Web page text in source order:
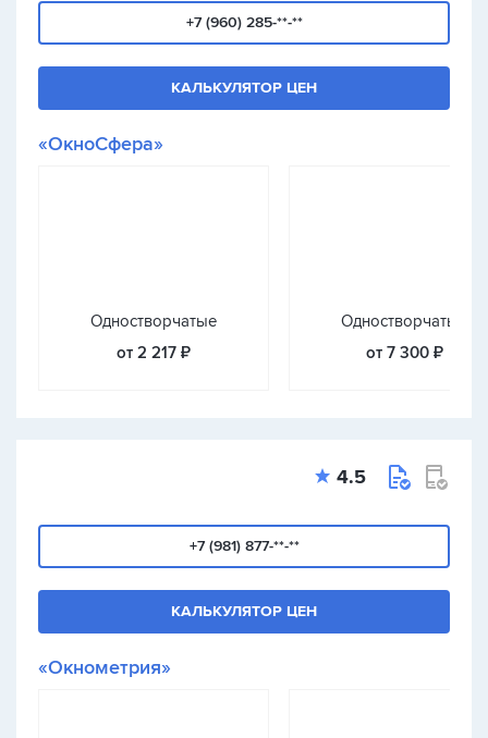
+7 (960) 285-**-**
КАЛЬКУЛЯТОР ЦЕН
«ОкноСфера»
Одностворчатые
от 2 217 ₽
Одностворчатые
от 7 300 ₽
4.5
+7 (981) 877-**-**
КАЛЬКУЛЯТОР ЦЕН
«Окнометрия»